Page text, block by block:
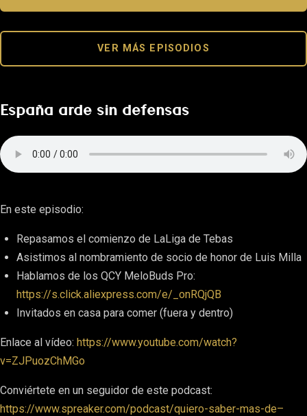
VER MÁS EPISODIOS
España arde sin defensas
En este episodio:
Repasamos el comienzo de LaLiga de Tebas
Asistimos al nombramiento de socio de honor de Luis Milla
Hablamos de los QCY MeloBuds Pro:
https://s.click.aliexpress.com/e/_onRQjQB
Invitados en casa para comer (fuera y dentro)
Enlace al vídeo: https://www.youtube.com/watch?
v=ZJPuozChMGo
Conviértete en un seguidor de este podcast:
https://www.spreaker.com/podcast/quiero-saber-mas-de–